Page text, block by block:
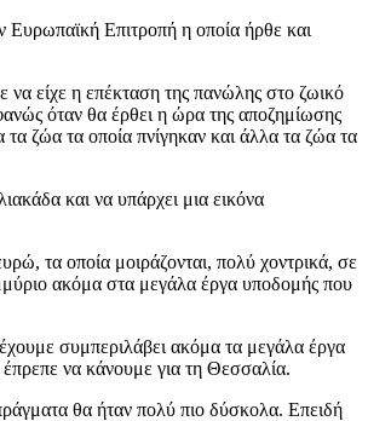
Ευρωπαϊκή Επιτροπή η οποία ήρθε και
να είχε η επέκταση της πανώλης στο ζωικό
όταν θα έρθει η ώρα της αποζημίωσης
ζώα τα οποία πνίγηκαν και άλλα τα ζώα τα
και να υπάρχει μια εικόνα
τα οποία μοιράζονται, πολύ χοντρικά, σε
ακόμα στα μεγάλα έργα υποδομής που
συμπεριλάβει ακόμα τα μεγάλα έργα
να κάνουμε για τη Θεσσαλία.
θα ήταν πολύ πιο δύσκολα. Επειδή